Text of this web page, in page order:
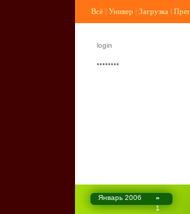
Всё | Универ | Загрузка |
Январь 2006
»
1